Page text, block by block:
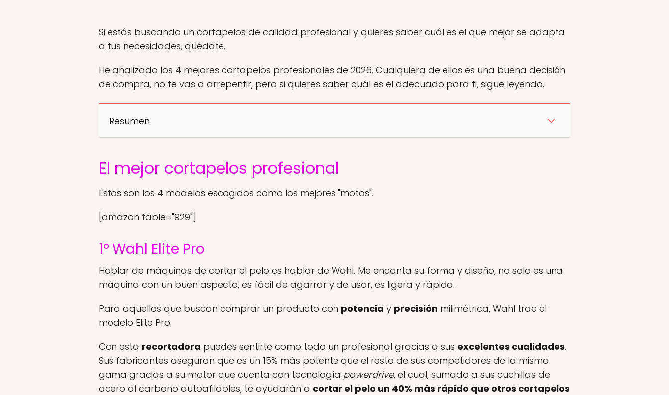
Si estás buscando un cortapelos de calidad profesional y quieres saber cuál es el que mejor se adapta
a tus necesidades, quédate.
He analizado los 4 mejores cortapelos profesionales de 2026. Cualquiera de ellos es una buena decisión
de compra, no te vas a arrepentir, pero si quieres saber cuál es el adecuado para ti, sigue leyendo.
Resumen
El mejor cortapelos profesional
Estos son los 4 modelos escogidos como los mejores "motos".
[amazon table="929"]
1º Wahl Elite Pro
Hablar de máquinas de cortar el pelo es hablar de Wahl. Me encanta su forma y diseño, no solo es una
máquina con un buen aspecto, es fácil de agarrar y de usar, es ligera y rápida.
Para aquellos que buscan comprar un producto con potencia y precisión milimétrica, Wahl trae el
modelo Elite Pro.
Con esta recortadora puedes sentirte como todo un profesional gracias a sus excelentes cualidades.
Sus fabricantes aseguran que es un 15% más potente que el resto de sus competidores de la misma
gama gracias a su motor que cuenta con tecnología powerdrive, el cual, sumado a sus cuchillas de
acero al carbono autoafilables, te ayudarán a cortar el pelo un 40% más rápido que otros cortapelos